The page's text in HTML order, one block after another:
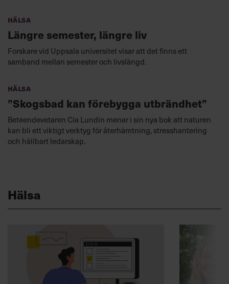
Hälsa
Längre semester, längre liv
Forskare vid Uppsala universitet visar att det finns ett
samband mellan semester och livslängd.
Hälsa
”Skogsbad kan förebygga utbrändhet”
Beteendevetaren Cia Lundin menar i sin nya bok att naturen
kan bli ett viktigt verktyg för återhämtning, stresshantering
och hållbart ledarskap.
Hälsa